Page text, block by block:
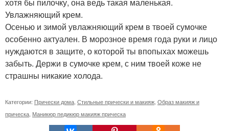
хотя бы пилочку, она ведь такая маленькая.
Увлажняющий крем.
Осенью и зимой увлажняющий крем в твоей сумочке
особенно актуален. В морозное время года руки и лицо
нуждаются в защите, о которой ты впопыхах можешь
забыть. Держи в сумочке крем, с ним твоей коже не
страшны никакие холода.
Категории: Прически дома Стильные прически и макияж Образ макияж и
прическа Маникюр педикюр макияж прическа